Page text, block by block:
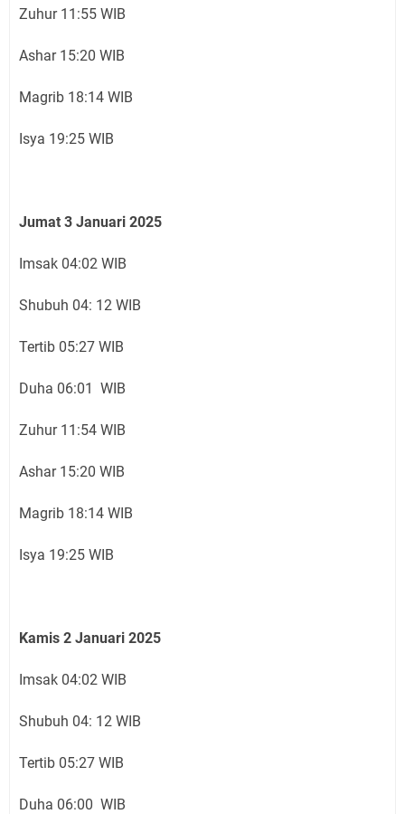
Zuhur 11:55 WIB
Ashar 15:20 WIB
Magrib 18:14 WIB
Isya 19:25 WIB
Jumat 3 Januari 2025
Imsak 04:02 WIB
Shubuh 04: 12 WIB
Tertib 05:27 WIB
Duha 06:01 WIB
Zuhur 11:54 WIB
Ashar 15:20 WIB
Magrib 18:14 WIB
Isya 19:25 WIB
Kamis 2 Januari 2025
Imsak 04:02 WIB
Shubuh 04: 12 WIB
Tertib 05:27 WIB
Duha 06:00 WIB